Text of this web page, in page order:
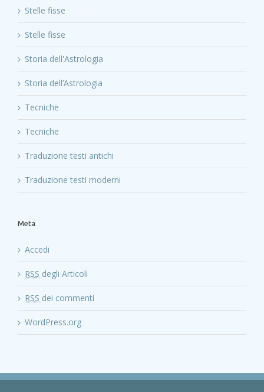
Stelle fisse
Stelle fisse
Storia dell'Astrologia
Storia dell’Astrologia
Tecniche
Tecniche
Traduzione testi antichi
Traduzione testi moderni
Meta
Accedi
RSS degli Articoli
RSS dei commenti
WordPress.org